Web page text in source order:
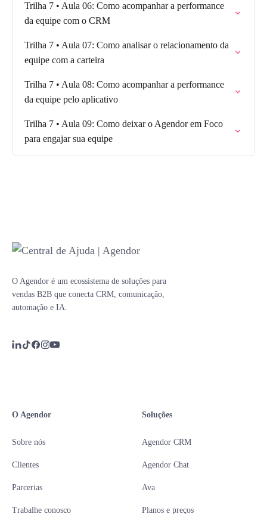
Trilha 7 • Aula 06: Como acompanhar a performance
da equipe com o CRM
Trilha 7 • Aula 07: Como analisar o relacionamento da
equipe com a carteira
Trilha 7 • Aula 08: Como acompanhar a performance
da equipe pelo aplicativo
Trilha 7 • Aula 09: Como deixar o Agendor em Foco
para engajar sua equipe
O Agendor é um ecossistema de soluções para
vendas B2B que conecta CRM, comunicação,
automação e IA.
O Agendor
Sobre nós
Clientes
Parcerias
Trabalhe conosco
Soluções
Agendor CRM
Agendor Chat
Ava
Planos e preços